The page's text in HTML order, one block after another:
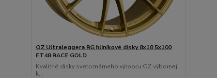
OZ Ultraleggera RG hliníkové disky 8x18 5x100
ET48 RACE GOLD
Kvalitné disky svetoznámeho výrobcu OZ výbornej
k...